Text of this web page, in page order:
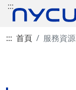
:::
::: 首頁 服務資源